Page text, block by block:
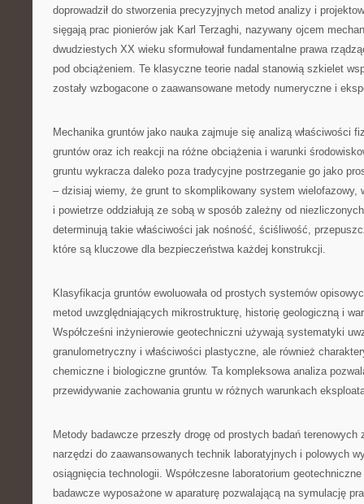
doprowadził do stworzenia precyzyjnych metod analizy i
sięgają prac pionierów jak Karl Terzaghi, nazywany ojcem
dwudziestych XX wieku sformułował fundamentalne prawa
pod obciążeniem. Te klasyczne teorie nadal stanowią szkielet
zostały wzbogacone o zaawansowane metody numeryczne i
Mechanika gruntów jako nauka zajmuje się analizą właściwości
gruntów oraz ich reakcji na różne obciążenia i warunki
gruntu wykracza daleko poza tradycyjne postrzeganie go jako
– dzisiaj wiemy, że grunt to skomplikowany system wielofazowy,
i powietrze oddziałują ze sobą w sposób zależny od
determinują takie właściwości jak nośność, ściśliwość,
które są kluczowe dla bezpieczeństwa każdej konstrukcji.
Klasyfikacja gruntów ewoluowała od prostych systemów
metod uwzględniających mikrostrukturę, historię geologiczną i
Współcześni inżynierowie geotechniczni używają systematyki
granulometryczny i właściwości plastyczne, ale również
chemiczne i biologiczne gruntów. Ta kompleksowa analiza
przewidywanie zachowania gruntu w różnych warunkach
Metody badawcze przeszły drogę od prostych badań
narzędzi do zaawansowanych technik laboratyjnych i polowych
osiągnięcia technologii. Współczesne laboratorium
badawcze wyposażone w aparaturę pozwalającą na symulację